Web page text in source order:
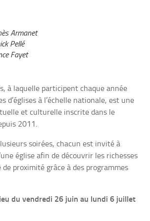
Armanet
Pellé
Fayet
à laquelle participent chaque année
d’églises à l’échelle nationale, est une
et culturelle inscrite dans le
2011.
soirées, chacun est invité à
église afin de découvrir les richesses
proximité grâce à des programmes
du vendredi 26 juin au lundi 6 juillet